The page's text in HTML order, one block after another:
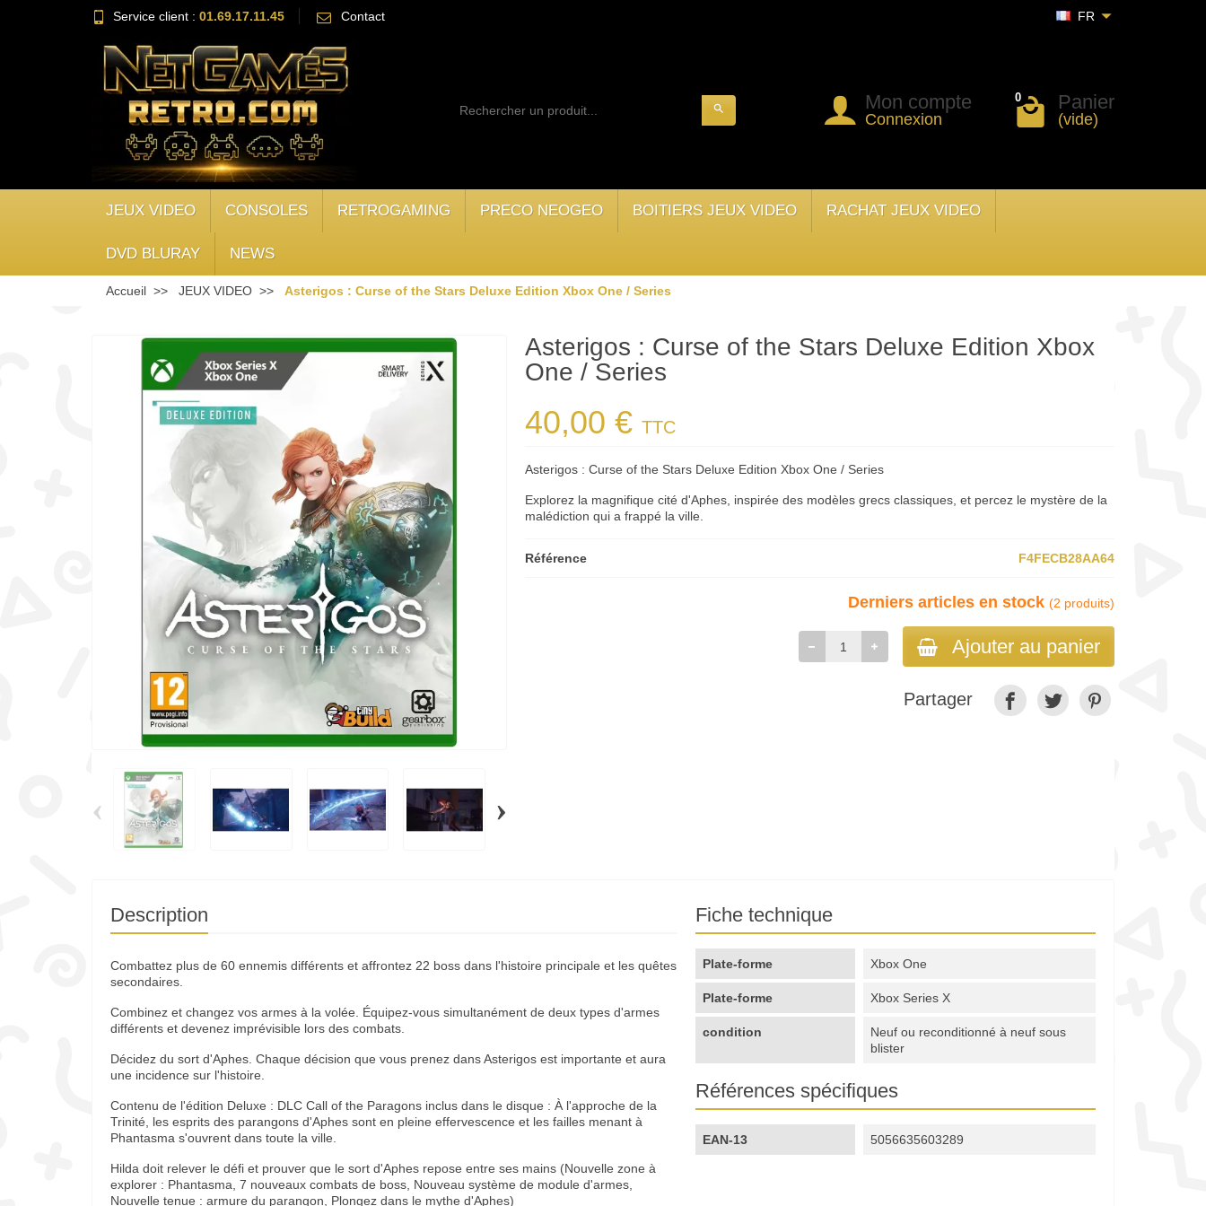
Service client : 01.69.17.11.45 Contact FR
search Mon compte
Connexion
0 Panier
(vide)
JEUX VIDEO CONSOLES RETROGAMING PRECO NEOGEO BOITIERS JEUX VIDEO RACHAT JEUX VIDEO
DVD BLURAY NEWS
Accueil JEUX VIDEO Asterigos : Curse of the Stars Deluxe Edition Xbox One / Series
‹ ›
Asterigos : Curse of the Stars Deluxe Edition Xbox
One / Series
40,00 €TTC
Asterigos : Curse of the Stars Deluxe Edition Xbox One / Series
Explorez la magnifique cité d'Aphes, inspirée des modèles grecs classiques, et percez le mystère de la
malédiction qui a frappé la ville.
Référence F4FECB28AA64
Derniers articles en stock (2 produits)
Ajouter au panier
Partager
Description
Combattez plus de 60 ennemis différents et affrontez 22 boss dans l'histoire principale et les quêtes
secondaires.
Combinez et changez vos armes à la volée. Équipez-vous simultanément de deux types d'armes
différents et devenez imprévisible lors des combats.
Décidez du sort d'Aphes. Chaque décision que vous prenez dans Asterigos est importante et aura
une incidence sur l'histoire.
Contenu de l'édition Deluxe : DLC Call of the Paragons inclus dans le disque : À l'approche de la
Trinité, les esprits des parangons d'Aphes sont en pleine effervescence et les failles menant à
Phantasma s'ouvrent dans toute la ville.
Hilda doit relever le défi et prouver que le sort d'Aphes repose entre ses mains (Nouvelle zone à
explorer : Phantasma, 7 nouveaux combats de boss, Nouveau système de module d'armes,
Nouvelle tenue : armure du parangon, Plongez dans le mythe d'Aphes)
Fiche technique
Plate-forme Xbox One
Plate-forme Xbox Series X
condition
Neuf ou reconditionné à neuf sous
blister
Références spécifiques
EAN-13 5056635603289